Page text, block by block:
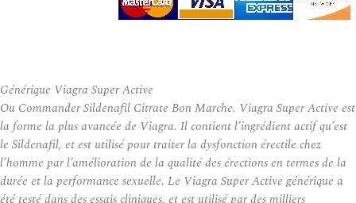
Générique Viagra Super Active
Ou Commander Sildenafil Citrate Bon Marche. Viagra Super Active est
la forme la plus avancée de Viagra. Il contient l’ingrédient actif qu’est
le Sildenafil, et est utilisé pour traiter la dysfonction érectile chez
l’homme par l’amélioration de la qualité des érections en termes de la
durée et la performance sexuelle. Le Viagra Super Active générique a